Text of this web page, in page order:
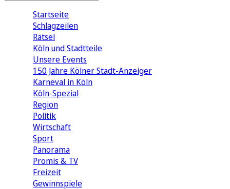
Startseite
Schlagzeilen
Rätsel
Köln und Stadtteile
Unsere Events
150 Jahre Kölner Stadt-Anzeiger
Karneval in Köln
Köln-Spezial
Region
Politik
Wirtschaft
Sport
Panorama
Promis & TV
Freizeit
Gewinnspiele